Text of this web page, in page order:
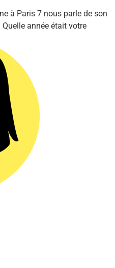
à Paris 7 nous parle de son
année était votre